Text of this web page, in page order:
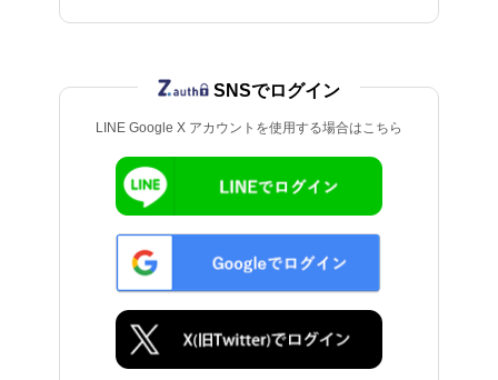
LINE Google X アカウントを使用する場合はこちら
SNSでログイン